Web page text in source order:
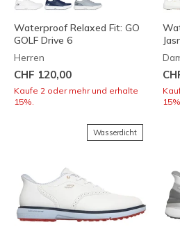
Waterproof Relaxed Fit: GO
GOLF Drive 6
Herren
CHF 120,00
Kaufe 2 oder mehr und erhalte
15%.
15%.
Wasserdicht